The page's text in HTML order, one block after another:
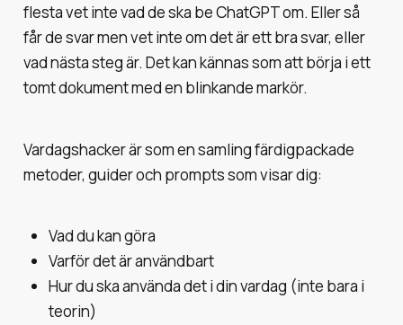
flesta vet inte vad de ska be ChatGPT om. Eller så
får de svar men vet inte om det är ett bra svar, eller
vad nästa steg är. Det kan kännas som att börja i ett
tomt dokument med en blinkande markör.
Vardagshacker är som en samling färdigpackade
metoder, guider och prompts som visar dig:
Vad du kan göra
Varför det är användbart
Hur du ska använda det i din vardag (inte bara i
teorin)